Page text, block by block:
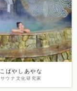
こばやしあやな
サウナ文化研究家